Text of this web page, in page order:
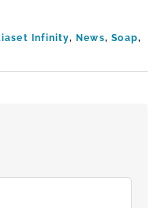
Infinity,News,Soap,